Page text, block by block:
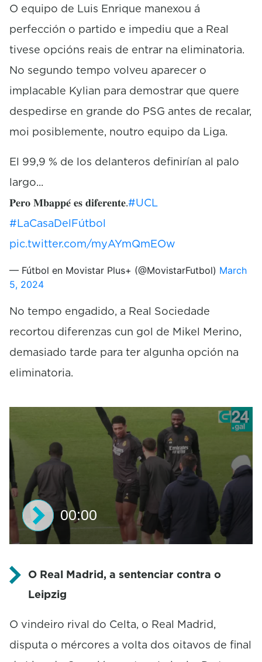
O equipo de Luis Enrique manexou á
perfección o partido e impediu que a Real
tivese opcións reais de entrar na eliminatoria.
No segundo tempo volveu aparecer o
implacable Kylian para demostrar que quere
despedirse en grande do PSG antes de recalar,
moi posiblemente, noutro equipo da Liga.
El 99,9 % de los delanteros definirían al palo
largo...
𝐏𝐞𝐫𝐨 𝐌𝐛𝐚𝐩𝐩𝐞́ 𝐞𝐬 𝐝𝐢𝐟𝐞𝐫𝐞𝐧𝐭𝐞.#UCL
#LaCasaDelFútbol
pic.twitter.com/myAYmQmEOw
— Fútbol en Movistar Plus+ (@MovistarFutbol) March
5, 2024
No tempo engadido, a Real Sociedade
recortou diferenzas cun gol de Mikel Merino,
demasiado tarde para ter algunha opción na
eliminatoria.
e
c
s
f
00:00
O Real Madrid, a sentenciar contra o
Leipzig
O vindeiro rival do Celta, o Real Madrid,
disputa o mércores a volta dos oitavos de final